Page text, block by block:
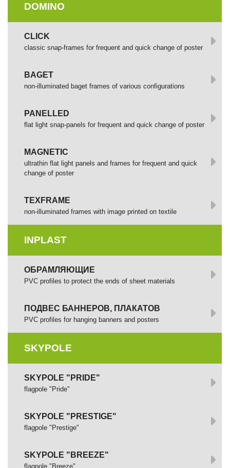
DOMINO
СLICK
сlassic snap-frames for frequent and quick change of poster
BAGET
non-illuminated baget frames of various configurations
PANELLED
flat light snap-panels for frequent and quick change of poster
MAGNETIC
ultrathin flat light panels and frames for frequent and quick
change of poster
TEXFRAME
non-illuminated frames with image printed оп textile
INPLAST
ОБРАМЛЯЮЩИЕ
PVC profiles to protect the ends of sheet materials
ПОДВЕС БАННЕРОВ, ПЛАКАТОВ
PVC profiles for hanging banners and posters
SKYPOLE
SKYPOLE "PRIDE"
flagpole "Pride"
SKYPOLE "PRESTIGE"
flagpole "Prestige"
SKYPOLE "BREEZE"
flagpole "Breeze"